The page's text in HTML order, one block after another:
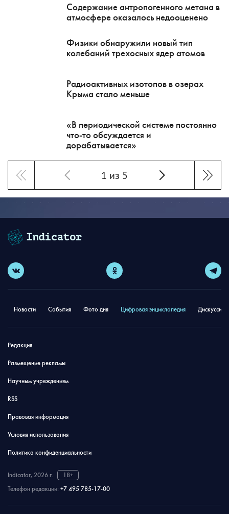
Содержание антропогенного метана в
атмосфере оказалось недооценено
Физики обнаружили новый тип
колебаний трехосных ядер атомов
Радиоактивных изотопов в озерах
Крыма стало меньше
«В периодической системе постоянно
что-то обсуждается и
дорабатывается»
1 из 5
Новости События Фото дня Цифровая энциклопедия
Редакция
Размещение рекламы
Научным учреждениям
RSS
Правовая информация
Условия использования
Политика конфиденциальности
Indicator, 2026 г.
18+
Телефон редакции: +7 495 785-17-00